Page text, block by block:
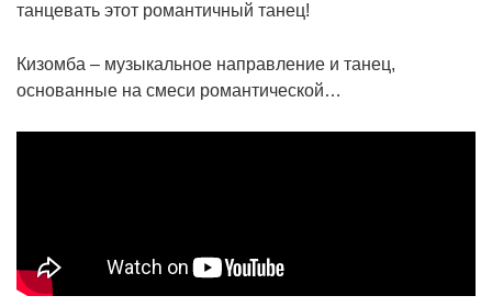
танцевать этот романтичный танец!
Кизомба – музыкальное направление и танец,
основанные на смеси романтической…